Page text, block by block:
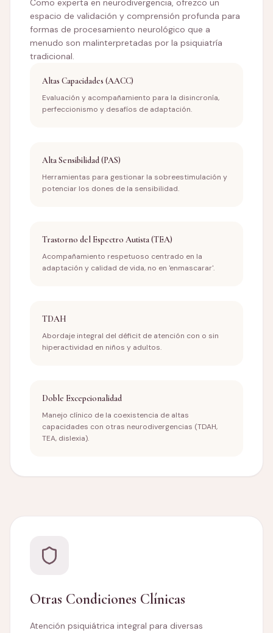
Como experta en neurodivergencia, ofrezco un
espacio de validación y comprensión profunda para
formas de procesamiento neurológico que a
menudo son malinterpretadas por la psiquiatría
tradicional.
Altas Capacidades (AACC)
Evaluación y acompañamiento para la disincronía,
perfeccionismo y desafíos de adaptación.
Alta Sensibilidad (PAS)
Herramientas para gestionar la sobreestimulación y
potenciar los dones de la sensibilidad.
Trastorno del Espectro Autista (TEA)
Acompañamiento respetuoso centrado en la
adaptación y calidad de vida, no en 'enmascarar'.
TDAH
Abordaje integral del déficit de atención con o sin
hiperactividad en niños y adultos.
Doble Excepcionalidad
Manejo clínico de la coexistencia de altas
capacidades con otras neurodivergencias (TDAH,
TEA, dislexia).
Otras Condiciones Clínicas
Atención psiquiátrica integral para diversas